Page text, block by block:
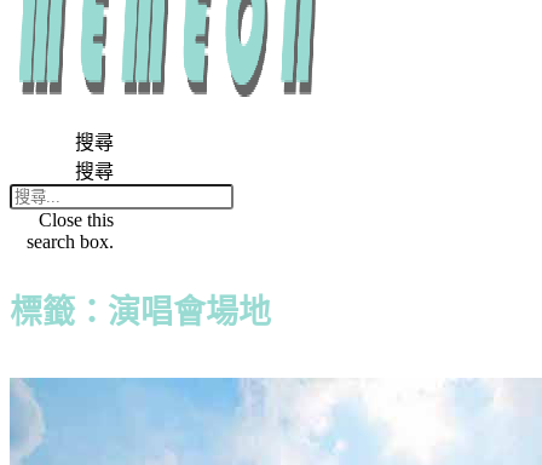
搜尋
搜尋
Close this
search box.
標籤：演唱會場地